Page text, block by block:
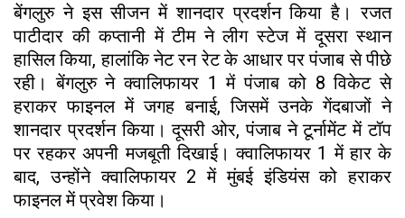
बेंगलुरु ने इस सीजन में शानदार प्रदर्शन किया है। रजत
पाटीदार की कप्तानी में टीम ने लीग स्टेज में दूसरा स्थान
हासिल किया, हालांकि नेट रन रेट के आधार पर पंजाब से पीछे
रही। बेंगलुरु ने क्वालिफायर 1 में पंजाब को 8 विकेट से
हराकर फाइनल में जगह बनाई, जिसमें उनके गेंदबाजों ने
शानदार प्रदर्शन किया। दूसरी ओर, पंजाब ने टूर्नामेंट में टॉप
पर रहकर अपनी मजबूती दिखाई। क्वालिफायर 1 में हार के
बाद, उन्होंने क्वालिफायर 2 में मुंबई इंडियंस को हराकर
फाइनल में प्रवेश किया।